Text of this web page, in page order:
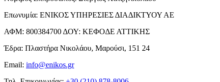
Επωνυμία: ΕΝΙΚΟΣ ΥΠΗΡΕΣΙΕΣ ΔΙΑΔΙΚΤΥΟΥ ΑΕ
ΑΦΜ: 800384700 ΔΟΥ: ΚΕΦΟΔΕ ΑΤΤΙΚΗΣ
Έδρα: Πλαστήρα Νικολάου, Μαρούσι, 151 24
Email: info@enikos.gr